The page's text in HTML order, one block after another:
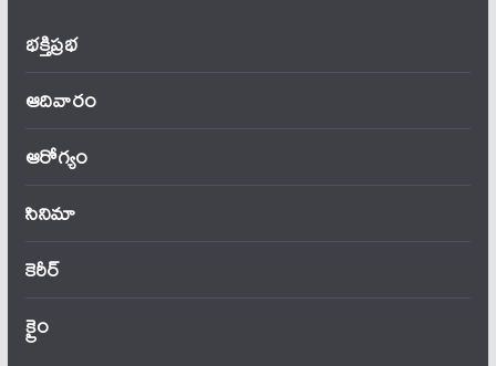
భక్తిప్రభ
ఆదివారం
ఆరోగ్యం
సినిమా
కెరీర్
క్రైం